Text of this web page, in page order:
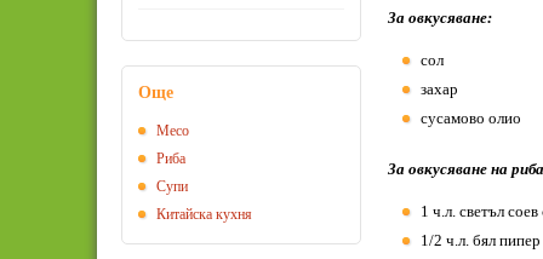
За овкусяване:
сол
захар
сусамово олио
За овкусяване на
1 ч.л. светъл соев
1/2 ч.л. бял пипер
Още
Месо
Риба
Супи
Китайска кухня